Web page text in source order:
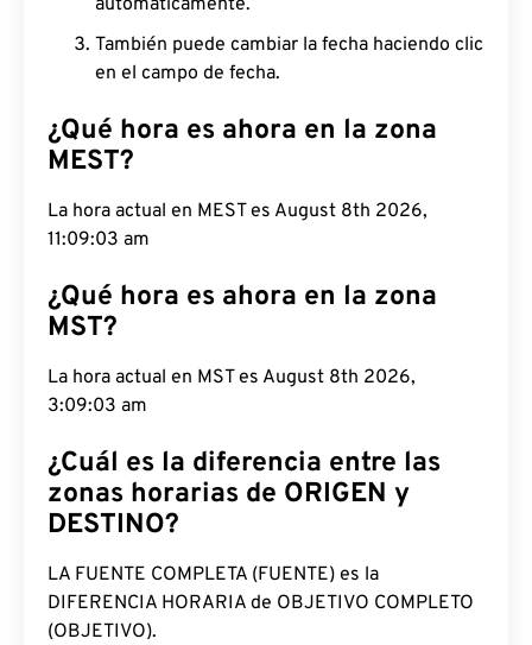
automáticamente.
También puede cambiar la fecha haciendo clic
en el campo de fecha.
¿Qué hora es ahora en la zona
MEST?
La hora actual en MEST es August 8th 2026,
11:09:04 am
¿Qué hora es ahora en la zona
MST?
La hora actual en MST es August 8th 2026,
3:09:04 am
¿Cuál es la diferencia entre las
zonas horarias de ORIGEN y
DESTINO?
LA FUENTE COMPLETA (FUENTE) es la
DIFERENCIA HORARIA de OBJETIVO COMPLETO
(OBJETIVO).